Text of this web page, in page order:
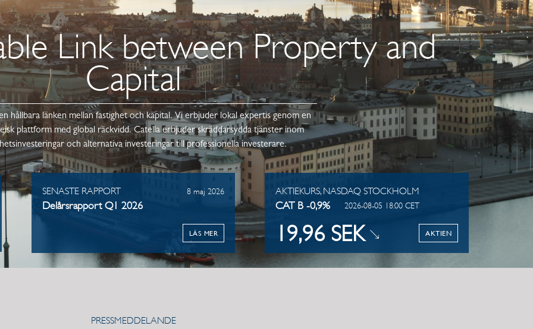
Link between Property and
Capital
hållbara länken mellan fastighet och kapital. Vi erbjuder lokal expertis genom en
plattform med global räckvidd. Catella erbjuder skräddarsydda tjänster inom
och alternativa investeringar till professionella investerare.
SENASTE RAPPORT 8 maj 2026
Delårsrapport Q1 2026
LÄS MER
AKTIEKURS, NASDAQ STOCKHOLM
CAT B -0,9% 2026-08-05 18:00 CET
19,96 SEK AKTIEN
PRESSMEDDELANDE